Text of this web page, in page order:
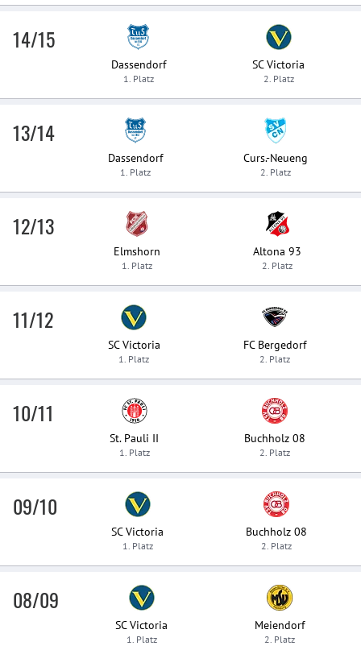
14/15
Dassendorf
1. Platz
SC Victoria
2. Platz
13/14
Dassendorf
1. Platz
Curs.-Neueng
2. Platz
12/13
Elmshorn
1. Platz
Altona 93
2. Platz
11/12
SC Victoria
1. Platz
FC Bergedorf
2. Platz
10/11
St. Pauli II
1. Platz
Buchholz 08
2. Platz
09/10
SC Victoria
1. Platz
Buchholz 08
2. Platz
08/09
SC Victoria
1. Platz
Meiendorf
2. Platz